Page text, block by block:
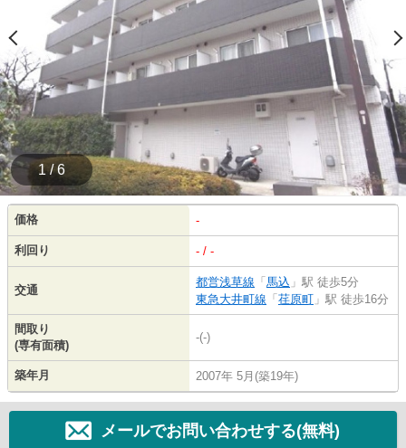
1 / 6
価格 -
利回り - / -
交通
都営浅草線 「 馬込 」駅 徒歩5分
東急大井町線 「 荏原町 」駅 徒歩16分
間取り
(専有面積)
-(-)
築年月 2007年 5月(築19年)
メールでお問い合わせする(無料)